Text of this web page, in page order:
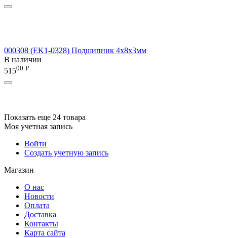
000308 (EK1-0328) Подшипник 4x8x3мм
В наличии
51500 Р
Показать еще 24 товара
Моя учетная запись
Войти
Создать учетную запись
Магазин
О нас
Новости
Оплата
Доставка
Контакты
Карта сайта